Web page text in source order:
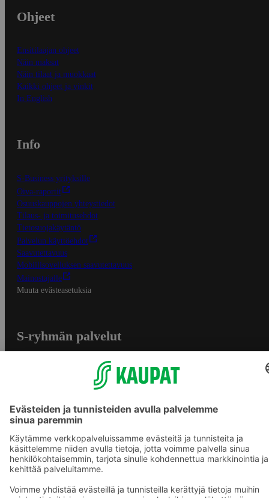
Ohjeet
Ensitilaajan ohjeet
Näin maksat
Näin tilaat ja muokkaat
Kaikki ohjeet ja vinkit
In English
Info
S-Business yrityksille
Oiva-raportit
Osuuskauppojen yhteystiedot
Tilaus- ja toimitusehdot
Tietosuojakäytäntö
Palvelun käyttöehdot
Saavutettavuus
Mobiilisovelluksen saavutettavuus
Mainostajalle
Muuta evästeasetuksia
S-ryhmän palvelut
S-ostoslista -sovellus
Prisma.fi
Sokos.fi
S-Pankki
Yhteishyvä
Sokos Hotels
Raflaamo